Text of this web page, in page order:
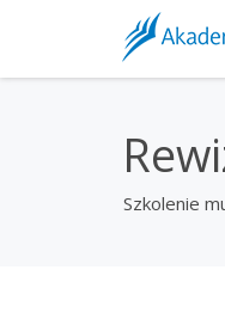
Szkolenie